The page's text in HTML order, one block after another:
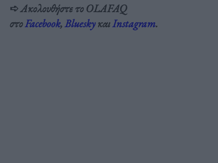
➪Ακολουθήστε το OLAFAQ
στοFacebook,BlueskyκαιInstagram.